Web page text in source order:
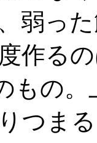
弱っ
作る
もの
つま